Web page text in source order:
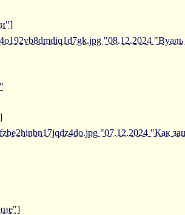
"08.12.2024
"07.12.2024 "Как